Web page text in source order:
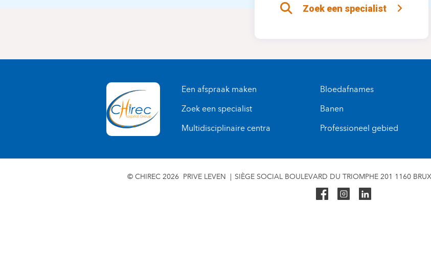
Zoek een specialist
Een afspraak maken
Zoek een specialist
Multidisciplinaire centra
Bloedafnames
Banen
Professioneel gebied
© CHIREC 2026 PRIVE LEVEN SIÈGE SOCIAL BOULEVARD DU TRIOMPHE 201 1160